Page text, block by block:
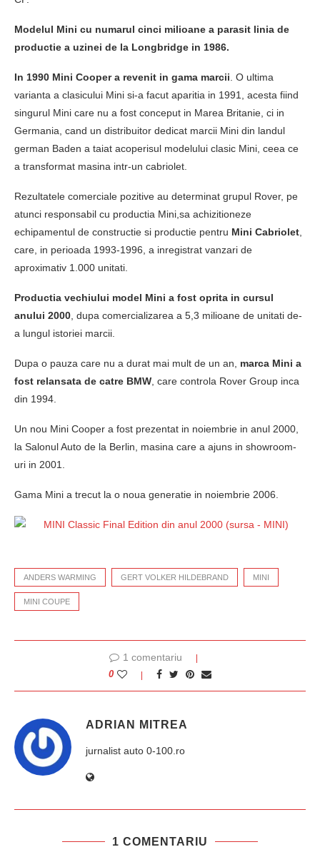
Modelul Mini cu numarul cinci milioane a parasit linia de
productie a uzinei de la Longbridge in 1986.
In 1990 Mini Cooper a revenit in gama marcii . O ultima
varianta a clasicului Mini si-a facut aparitia in 1991, acesta fiind
singurul Mini care nu a fost conceput in Marea Britanie, ci in
Germania, cand un distribuitor dedicat marcii Mini din landul
german Baden a taiat acoperisul modelului clasic Mini, ceea ce
a transformat masina intr-un cabriolet.
Rezultatele comerciale pozitive au determinat grupul Rover, pe
atunci responsabil cu productia Mini,sa achizitioneze
echipamentul de constructie si productie pentru Mini Cabriolet
care, in perioada 1993-1996, a inregistrat vanzari de
aproximativ 1.000 unitati.
Productia vechiului model Mini a fost oprita in cursul
anului 2000 , dupa comercializarea a 5,3 milioane de unitati de-
a lungul istoriei marcii.
Dupa o pauza care nu a durat mai mult de un an, marca Mini a
fost relansata de catre BMW , care controla Rover Group inca
din 1994.
Un nou Mini Cooper a fost prezentat in noiembrie in anul 2000,
la Salonul Auto de la Berlin, masina care a ajuns in showroom-
uri in 2001.
Gama Mini a trecut la o noua generatie in noiembrie 2006.
ANDERS WARMING GERT VOLKER HILDEBRAND MINI
MINI COUPE
1 comentariu
0
ADRIAN MITREA
jurnalist auto 0-100.ro
1 COMENTARIU